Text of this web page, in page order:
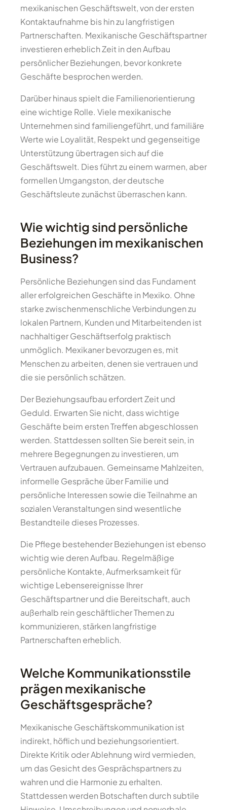
mexikanischen Geschäftswelt, von der ersten
Kontaktaufnahme bis hin zu langfristigen
Partnerschaften. Mexikanische Geschäftspartner
investieren erheblich Zeit in den Aufbau
persönlicher Beziehungen, bevor konkrete
Geschäfte besprochen werden.
Darüber hinaus spielt die Familienorientierung
eine wichtige Rolle. Viele mexikanische
Unternehmen sind familiengeführt, und familiäre
Werte wie Loyalität, Respekt und gegenseitige
Unterstützung übertragen sich auf die
Geschäftswelt. Dies führt zu einem warmen, aber
formellen Umgangston, der deutsche
Geschäftsleute zunächst überraschen kann.
Wie wichtig sind persönliche
Beziehungen im mexikanischen
Business?
Persönliche Beziehungen sind das Fundament
aller erfolgreichen Geschäfte in Mexiko. Ohne
starke zwischenmenschliche Verbindungen zu
lokalen Partnern, Kunden und Mitarbeitenden ist
nachhaltiger Geschäftserfolg praktisch
unmöglich. Mexikaner bevorzugen es, mit
Menschen zu arbeiten, denen sie vertrauen und
die sie persönlich schätzen.
Der Beziehungsaufbau erfordert Zeit und
Geduld. Erwarten Sie nicht, dass wichtige
Geschäfte beim ersten Treffen abgeschlossen
werden. Stattdessen sollten Sie bereit sein, in
mehrere Begegnungen zu investieren, um
Vertrauen aufzubauen. Gemeinsame Mahlzeiten,
informelle Gespräche über Familie und
persönliche Interessen sowie die Teilnahme an
sozialen Veranstaltungen sind wesentliche
Bestandteile dieses Prozesses.
Die Pflege bestehender Beziehungen ist ebenso
wichtig wie deren Aufbau. Regelmäßige
persönliche Kontakte, Aufmerksamkeit für
wichtige Lebensereignisse Ihrer
Geschäftspartner und die Bereitschaft, auch
außerhalb rein geschäftlicher Themen zu
kommunizieren, stärken langfristige
Partnerschaften erheblich.
Welche Kommunikationsstile
prägen mexikanische
Geschäftsgespräche?
Mexikanische Geschäftskommunikation ist
indirekt, höflich und beziehungsorientiert.
Direkte Kritik oder Ablehnung wird vermieden,
um das Gesicht des Gesprächspartners zu
wahren und die Harmonie zu erhalten.
Stattdessen werden Botschaften durch subtile